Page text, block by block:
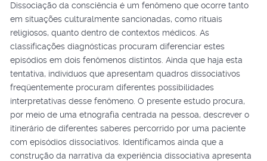
Dissociação da consciência é um fenômeno que ocorre tanto
em situações culturalmente sancionadas, como rituais
religiosos, quanto dentro de contextos médicos. As
classificações diagnósticas procuram diferenciar estes
episódios em dois fenômenos distintos. Ainda que haja esta
tentativa, indivíduos que apresentam quadros dissociativos
freqüentemente procuram diferentes possibilidades
interpretativas desse fenômeno. O presente estudo procura,
por meio de uma etnografia centrada na pessoa, descrever o
itinerário de diferentes saberes percorrido por uma paciente
com episódios dissociativos. Identificamos ainda que a
construção da narrativa da experiência dissociativa apresenta